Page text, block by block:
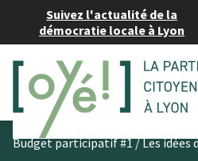
Suivez l'actualité de la
démocratie locale à Lyon
Budget participatif #1/Les idées